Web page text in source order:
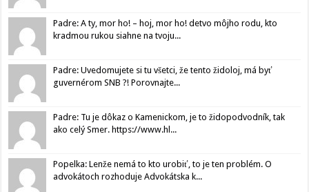
Padre: A ty, mor ho! – hoj, mor ho! detvo môjho rodu, kto
kradmou rukou siahne na tvoju...
Padre: Uvedomujete si tu všetci, že tento židoloj, má byť
guvernérom SNB ?! Porovnajte...
Padre: Tu je dôkaz o Kamenickom, je to židopodvodník, tak
ako celý Smer. https://www.hl...
Popelka: Lenže nemá to kto urobiť, to je ten problém. O
advokátoch rozhoduje Advokátska k...